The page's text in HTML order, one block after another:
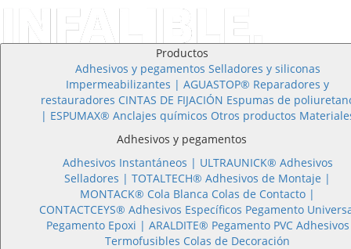
Productos
Adhesivos y pegamentos Selladores y siliconas
Impermeabilizantes | AGUASTOP® Reparadores y
restauradores CINTAS DE FIJACIÓN Espumas de
| ESPUMAX® Anclajes químicos Otros productos
Adhesivos y pegamentos
Adhesivos Instantáneos | ULTRAUNICK® Adhesivos
Selladores | TOTALTECH®
Adhesivos de Montaje |
MONTACK® Cola Blanca
Colas de Contacto |
CONTACTCEYS® Adhesivos Específicos Pegamento
Pegamento Epoxi | ARALDITE® Pegamento PVC Adhesivos
Termofusibles Colas de Decoración